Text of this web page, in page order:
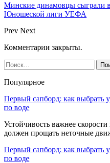
Минские динамовцы сыграли
Юношеской лиги УЕФА
Prev Next
Комментарии закрыты.
Популярное
Первый сапборд: как выбрать
по воде
Устойчивость важнее
должен прощать неточные
Первый сапборд: как выбрать
по воде